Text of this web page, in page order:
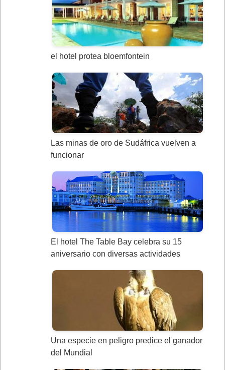
el hotel protea bloemfontein
Las minas de oro de Sudáfrica vuelven a
funcionar
El hotel The Table Bay celebra su 15
aniversario con diversas actividades
Una especie en peligro predice el ganador
del Mundial